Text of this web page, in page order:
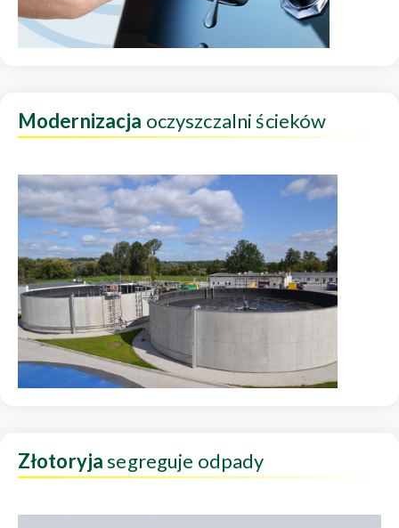
Modernizacja oczyszczalni ścieków
Złotoryjasegreguje odpady